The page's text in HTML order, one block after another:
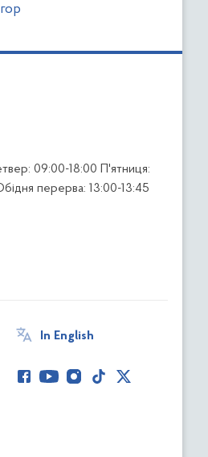
09:00-18:00 П'ятниця:
перерва: 13:00-13:45
In English